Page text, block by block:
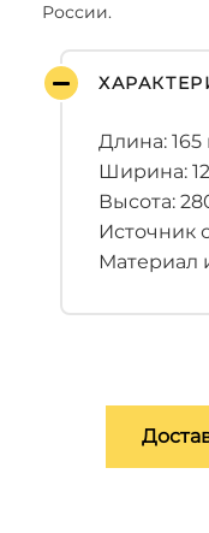
России.
Длина:
Ширина:
Высота:
Источник
Материал